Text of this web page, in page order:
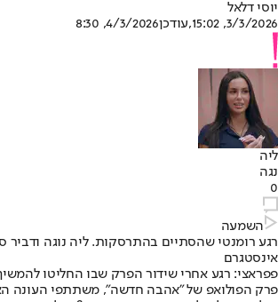
יוסי דלאל
3/3/2026, 15:02
,עודכן4/3/2026, 8:30
ליה
נגה
0
השמעה
רגע רומנטי שהסתיים בהתרסקות. ליה נוגה ודביר
אינסטגרם
פפראצי: רגע אחרי שידור הפרק שבו החליטו להמשיך
פרק הפולואפ של "אהבה חדשה", משתתפי העונה